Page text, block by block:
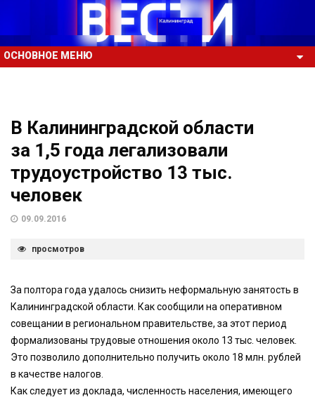
ОСНОВНОЕ МЕНЮ
В Калининградской области
за 1,5 года легализовали
трудоустройство 13 тыс.
человек
09.09.2016
просмотров
За полтора года удалось снизить неформальную занятость в
Калининградской области. Как сообщили на оперативном
совещании в региональном правительстве, за этот период
формализованы трудовые отношения около 13 тыс. человек.
Это позволило дополнительно получить около 18 млн. рублей
в качестве налогов.
Как следует из доклада, численность населения, имеющего